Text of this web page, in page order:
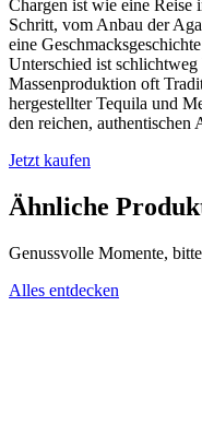
Chargen ist wie eine Reise
Schritt, vom Anbau der
eine
Unterschied ist
Massenproduktion oft
hergestellter Tequila und
den reichen, authentischen
Jetzt kaufen
Ähnliche
Genussvolle Momente,
Alles entdecken